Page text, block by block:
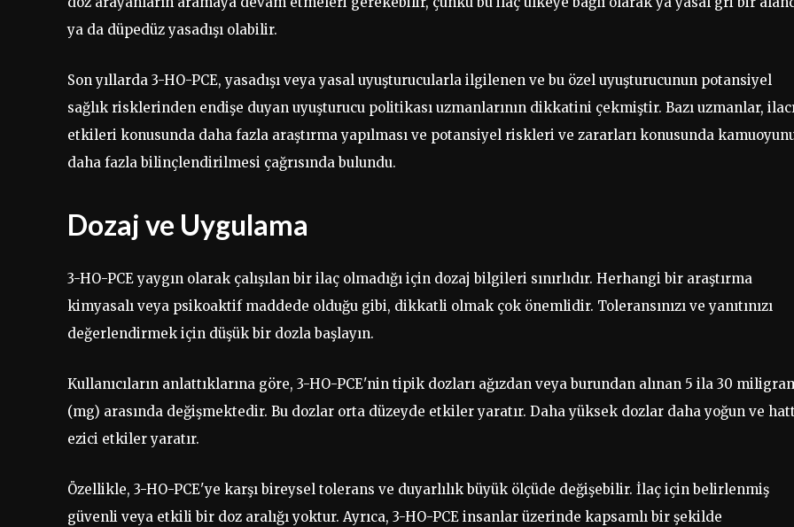
ya da düpedüz yasadışı olabilir.
Son yıllarda 3-HO-PCE, yasadışı veya yasal uyuşturucularla ilgilenen ve bu özel uyuşturucunun potansiyel
sağlık risklerinden endişe duyan uyuşturucu politikası uzmanlarının dikkatini çekmiştir. Bazı uzmanlar,
etkileri konusunda daha fazla araştırma yapılması ve potansiyel riskleri ve zararları konusunda
daha fazla bilinçlendirilmesi çağrısında bulundu.
Dozaj ve Uygulama
3-HO-PCE yaygın olarak çalışılan bir ilaç olmadığı için dozaj bilgileri sınırlıdır. Herhangi bir araştırma
kimyasalı veya psikoaktif maddede olduğu gibi, dikkatli olmak çok önemlidir. Toleransınızı ve yanıtınızı
değerlendirmek için düşük bir dozla başlayın.
Kullanıcıların anlattıklarına göre, 3-HO-PCE'nin tipik dozları ağızdan veya burundan alınan 5 ila 30
(mg) arasında değişmektedir. Bu dozlar orta düzeyde etkiler yaratır. Daha yüksek dozlar daha yoğun ve
ezici etkiler yaratır.
Özellikle, 3-HO-PCE'ye karşı bireysel tolerans ve duyarlılık büyük ölçüde değişebilir. İlaç için belirlenmiş
güvenli veya etkili bir doz aralığı yoktur. Ayrıca, 3-HO-PCE insanlar üzerinde kapsamlı bir şekilde